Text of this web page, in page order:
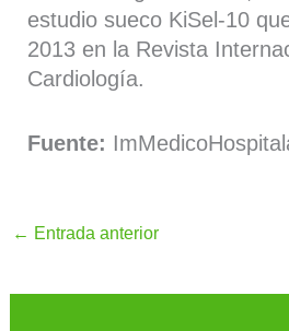
estudio sueco KiSel-10
2013 en la Revista
Cardiología.
Fuente:
← Entrada anterior